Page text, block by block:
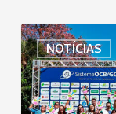
NOTÍCIAS
Uniodonto
Sul
Goiano
presente